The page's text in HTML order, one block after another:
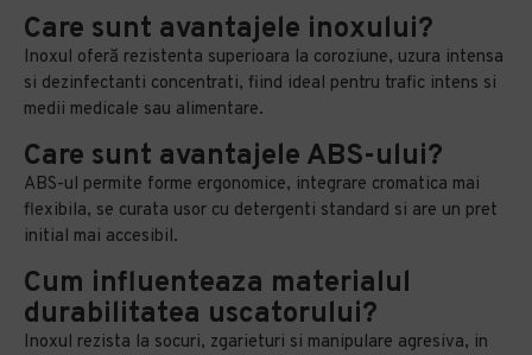
Care sunt avantajele inoxului?
Inoxul oferă rezistenta superioara la coroziune, uzura intensa
si dezinfectanti concentrati, fiind ideal pentru trafic intens si
medii medicale sau alimentare.
Care sunt avantajele ABS-ului?
ABS-ul permite forme ergonomice, integrare cromatica mai
flexibila, se curata usor cu detergenti standard si are un pret
initial mai accesibil.
Cum influenteaza materialul
durabilitatea uscatorului?
Inoxul rezista la socuri, zgarieturi si manipulare agresiva, in